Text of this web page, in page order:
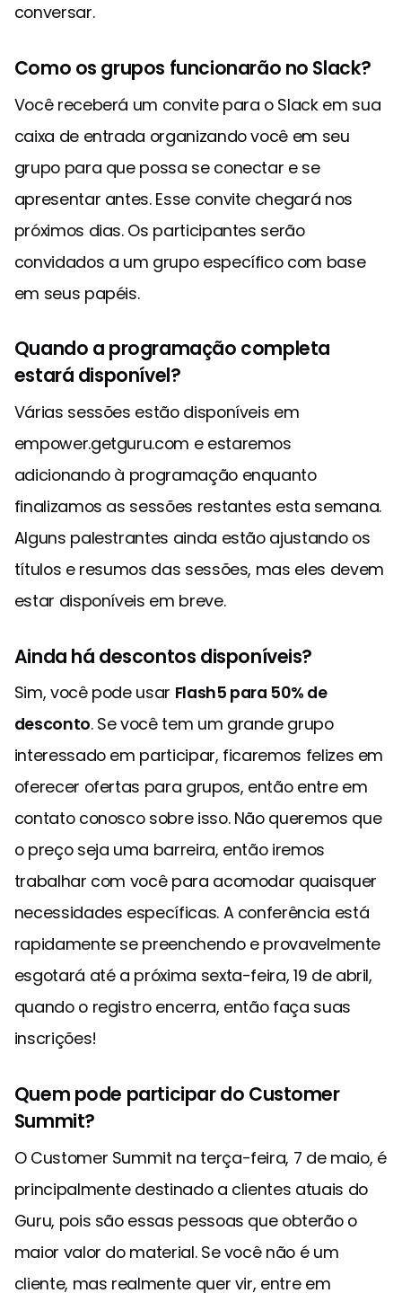
conversar.
Como os grupos funcionarão no Slack?
Você receberá um convite para o Slack em sua
caixa de entrada organizando você em seu
grupo para que possa se conectar e se
apresentar antes. Esse convite chegará nos
próximos dias. Os participantes serão
convidados a um grupo específico com base
em seus papéis.
Quando a programação completa
estará disponível?
Várias sessões estão disponíveis em
empower.getguru.com e estaremos
adicionando à programação enquanto
finalizamos as sessões restantes esta semana.
Alguns palestrantes ainda estão ajustando os
títulos e resumos das sessões, mas eles devem
estar disponíveis em breve.
Ainda há descontos disponíveis?
Sim, você pode usar Flash5 para 50% de
desconto. Se você tem um grande grupo
interessado em participar, ficaremos felizes em
oferecer ofertas para grupos, então entre em
contato conosco sobre isso. Não queremos que
o preço seja uma barreira, então iremos
trabalhar com você para acomodar quaisquer
necessidades específicas. A conferência está
rapidamente se preenchendo e provavelmente
esgotará até a próxima sexta-feira, 19 de abril,
quando o registro encerra, então faça suas
inscrições!
Quem pode participar do Customer
Summit?
O Customer Summit na terça-feira, 7 de maio, é
principalmente destinado a clientes atuais do
Guru, pois são essas pessoas que obterão o
maior valor do material. Se você não é um
cliente, mas realmente quer vir, entre em